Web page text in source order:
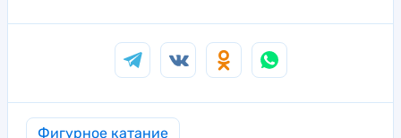
Фигурное катание